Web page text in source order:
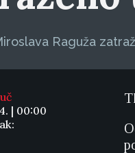
Raguža
| 00:00